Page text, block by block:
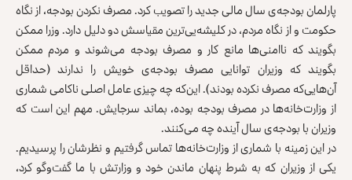
پارلمان بودجه‌ی سال مالی جدید را تصویب کرد. مصرف نکردن بودجه، از نگاه
حکومت و از نگاه مردم، در کلیشه‌یی‌ترین مقیاسش دو دلیل دارد. وزرا ممکن
بگویند که ناامنی‌ها مانع کار و مصرف بودجه می‌شوند و مردم ممکن
بگویند که وزیران توانایی مصرف بودجه‌ی خویش را ندارند (حداقل
آن‌هایی‌که مصرف نکرده بودند). این‌که چه چیزی عامل اصلی ناکامی شماری
از وزارت‌خانه‌ها در مصرف بودجه بوده، بماند سرجایش. مهم این است که
وزیران با بودجه‌ی سال آینده چه می‌کنند.
در این زمینه با شماری از وزارت‌خانه‌ها تماس گرفتیم و نظرشان را پرسیدیم.
یکی از وزیران که به شرط پنهان ماندن خود و وزارتش با ما گفت‌وگو کرد،